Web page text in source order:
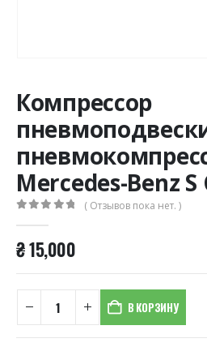
Компрессор
Mercedes-Benz S
( Отзывов пока нет. )
₴15,000
В КОРЗИНУ